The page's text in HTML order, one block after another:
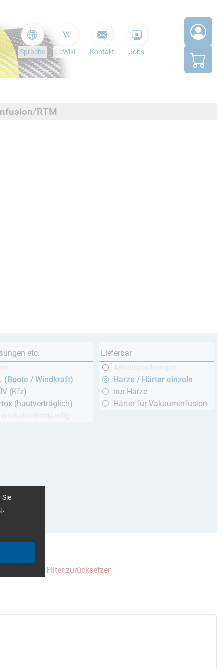
Sprache eWiki Kontakt Jobs
RTM
etc.
(Boote / Windkraft)
(Kfz)
(hautverträglich)
Lieferbar
Harze / Härter einzeln
nur Harze
Härter für Vakuuminfusion
Alle Filter zurücksetzen
Sie
.